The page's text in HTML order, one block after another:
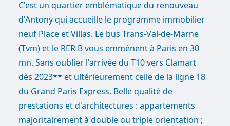
C'est un quartier emblématique du renouveau
d'Antony qui accueille le programme immobilier
neuf Place et Villas. Le bus Trans-Val-de-Marne
(Tvm) et le RER B vous emmènent à Paris en 30
mn. Sans oublier l'arrivée du T10 vers Clamart
dès 2023** et ultérieurement celle de la ligne 18
du Grand Paris Express. Belle qualité de
prestations et d'architectures : appartements
majoritairement à double ou triple orientation ;